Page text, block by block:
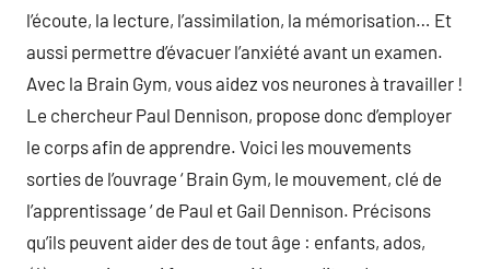
l’écoute, la lecture, l’assimilation, la mémorisation… Et
aussi permettre d’évacuer l’anxiété avant un examen.
Avec la Brain Gym, vous aidez vos neurones à travailler !
Le chercheur Paul Dennison, propose donc d’employer
le corps afin de apprendre. Voici les mouvements
sorties de l’ouvrage ‘ Brain Gym, le mouvement, clé de
l’apprentissage ‘ de Paul et Gail Dennison. Précisons
qu’ils peuvent aider des de tout âge : enfants, ados,